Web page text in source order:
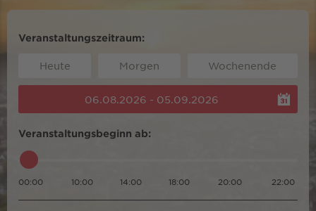
Veranstaltungszeitraum:
Heute Morgen Wochenende
06.08.2026 - 05.09.2026
Veranstaltungsbeginn ab:
00:00 10:00 14:00 18:00 20:00 22:00